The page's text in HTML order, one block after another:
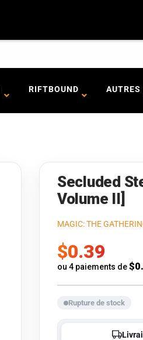
RIFTBOUND AUTRES
Secluded
Volume II]
MAGIC: THE
Prix
de
vente
$0.39
ou 4 paiements de
Rupture de stock